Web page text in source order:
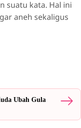
suatu kata. Hal ini
aneh sekaligus
Ubah Gula